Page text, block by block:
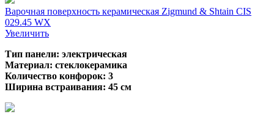
Варочная поверхность керамическая Zigmund & Shtain CIS
029.45 WX
Увеличить
Тип панели: электрическая
Материал: стеклокерамика
Количество конфорок: 3
Ширина встраивания: 45 см